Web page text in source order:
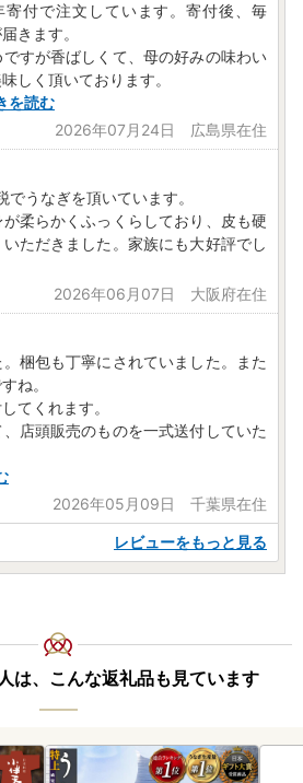
が殺到します。
年内に決済が完了しなかった場合で
はできません。あらかじめご承知お
込み（入金）は、12 月 26 日（金）正
合わせについて
土）～令和 8 年 1 月 4 日（日）まで
間のメール、電話等の問い合わせに
ることができません。
12 月 26 日(金)午後 5 時までにお願
について
木）までのご寄附（決済完了分）は
日（水）までのご寄附（決済完了
以内に送付いたします。
プ特例申請書の送付について
31 日（水）までのご寄附（決済完了
については、田原市のホームページ
きます。
付で注文しています。寄付後、毎
きます。
すが香ばしくて、母の好みの味わい
しく頂いております。
を読む
2026年07月24日 広島県在住
うなぎを頂いています。
柔らかくふっくらしており、皮も硬
ただきました。家族にも大好評でし
2026年06月07日 大阪府在住
梱包も丁寧にされていました。また
ね。
てくれます。
店頭販売のものを一式送付していた
2026年05月09日 千葉県在住
レビューをもっと見る
は、こんな返礼品も見ています